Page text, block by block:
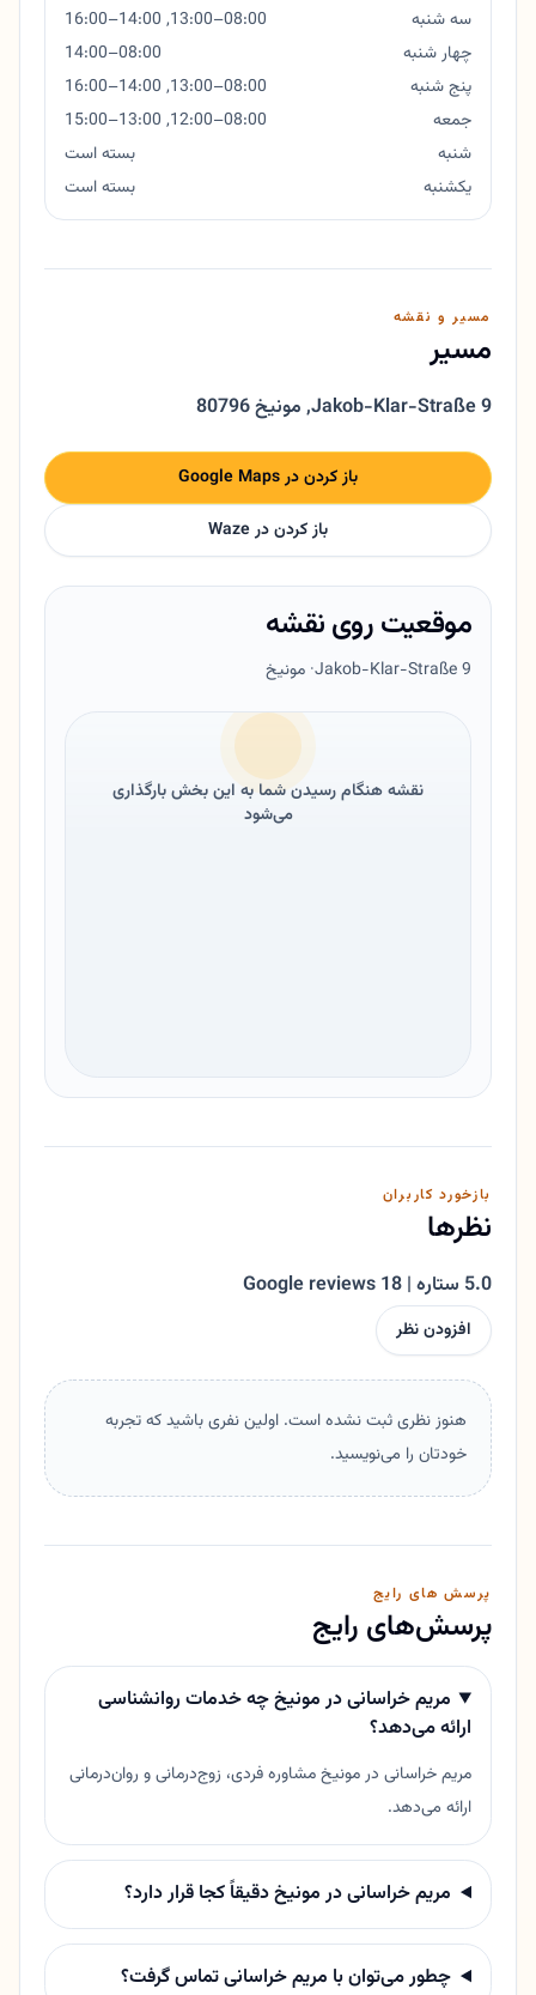
سه شنبه
08:00–13:00, 14:00–16:00
چهار شنبه
08:00–14:00
پنج شنبه
08:00–13:00, 14:00–16:00
جمعه
08:00–12:00, 13:00–15:00
شنبه
بسته است
یکشنبه
بسته است
مسیر و نقشه
مسیر
Jakob-Klar-Straße 9
, 80796 مونیخ
باز کردن در Google Maps
باز کردن در Waze
موقعیت روی نقشه
Jakob-Klar-Straße 9· مونیخ
نقشه هنگام رسیدن شما به این بخش بارگذاری
می‌شود
بازخورد کاربران
نظرها
5.0 ستاره | 18 Google reviews
افزودن نظر
هنوز نظری ثبت نشده است. اولین نفری باشید که تجربه
خودتان را می‌نویسید.
پرسش های رایج
پرسش‌های رایج
مریم خراسانی در مونیخ چه خدمات روانشناسی
ارائه می‌دهد؟
مریم خراسانی در مونیخ مشاوره فردی، زوج‌درمانی و روان‌درمانی
ارائه می‌دهد.
مریم خراسانی در مونیخ دقیقاً کجا قرار دارد؟
چطور می‌توان با مریم خراسانی تماس گرفت؟